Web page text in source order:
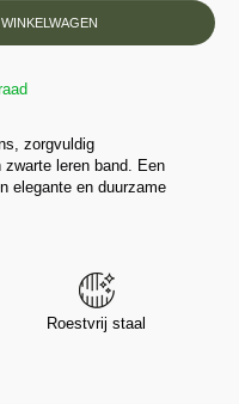
zorgvuldig
leren band. Een
elegante en duurzame
Roestvrij staal